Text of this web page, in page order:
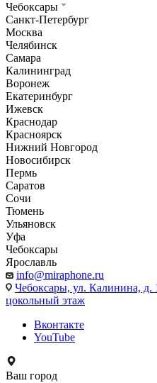
Чебоксары
Санкт-Петербург
Москва
Челябинск
Самара
Калининград
Воронеж
Екатеринбург
Ижевск
Краснодар
Красноярск
Нижний Новгород
Новосибирск
Пермь
Саратов
Сочи
Тюмень
Ульяновск
Уфа
Чебоксары
Ярославль
info@miraphone.ru
Чебоксары, ул. Калинина,
цокольный этаж
Вконтакте
YouTube
Ваш город